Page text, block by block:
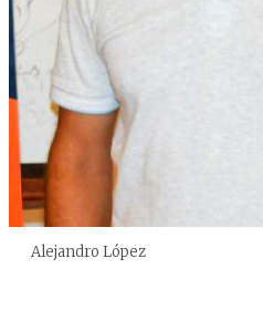
Alejandro López